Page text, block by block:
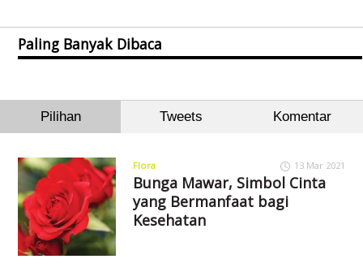
Paling Banyak Dibaca
Pilihan Tweets Komentar
Flora 13 Mar 2021
Bunga Mawar, Simbol Cinta
yang Bermanfaat bagi
Kesehatan